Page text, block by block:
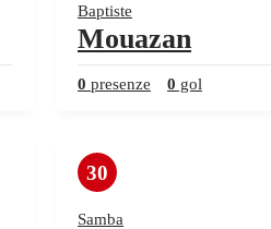
Baptiste
Mouazan
0 presenze 0 gol
30
Samba